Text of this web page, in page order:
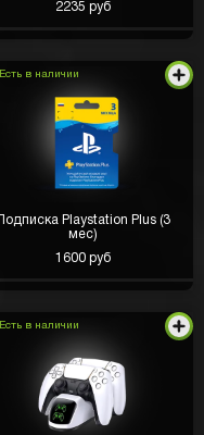
2235 руб
Есть в наличии
Подписка Playstation Plus (3
мес)
1600 руб
Есть в наличии